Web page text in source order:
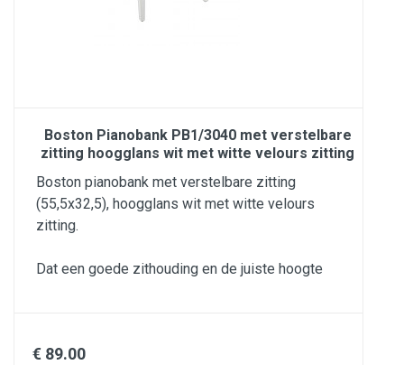
Boston Pianobank PB1/3040 met verstelbare
zitting hoogglans wit met witte velours zitting
Boston pianobank met verstelbare zitting
(55,5x32,5), hoogglans wit met witte velours
zitting.
Dat een goede zithouding en de juiste hoogte
€ 89.00